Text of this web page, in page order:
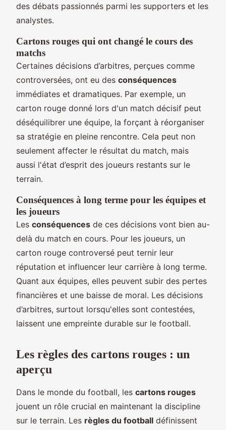
des débats passionnés parmi les supporters et les
analystes.
Cartons rouges qui ont changé le cours des
matchs
Certaines décisions d’arbitres, perçues comme
controversées, ont eu des conséquences
immédiates et dramatiques. Par exemple, un
carton rouge donné lors d'un match décisif peut
déséquilibrer une équipe, la forçant à réorganiser
sa stratégie en pleine rencontre. Cela peut non
seulement affecter le résultat du match, mais
aussi l'état d’esprit des joueurs restants sur le
terrain.
Conséquences à long terme pour les équipes et
les joueurs
Les conséquences de ces décisions vont bien au-
delà du match en cours. Pour les joueurs, un
carton rouge controversé peut ternir leur
réputation et influencer leur carrière à long terme.
Quant aux équipes, elles peuvent subir des pertes
financières et une baisse de moral. Les décisions
d’arbitres, surtout lorsqu'elles sont contestées,
laissent une empreinte durable sur le football.
Les règles des cartons rouges : un
aperçu
Dans le monde du football, les cartons rouges
jouent un rôle crucial en maintenant la discipline
sur le terrain. Les règles du football définissent